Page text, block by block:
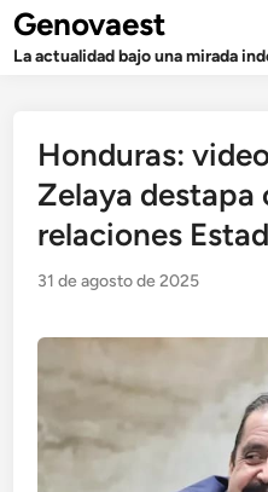
Saltar
contenido
Genovaest
La actualidad bajo una mirada
Honduras:
Zelaya
relaciones
31 de agosto de 2025